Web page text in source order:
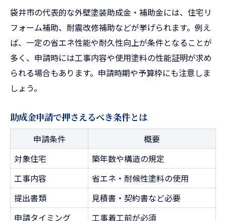
袋井市の代表的な外壁塗装助成金・補助金には、住宅リ
フォーム補助、耐震改修補助などが挙げられます。例え
ば、一定の省エネ性能や耐久性向上が条件となることが
多く、申請時には工事内容や使用塗料の性能証明が求め
られる場合もあります。申請時期や予算枠にも注意しま
しょう。
助成金申請で押さえるべき条件とは
申請条件
概要
対象住宅
築年数や構造の規定
工事内容
省エネ・耐候性塗料の使用
提出書類
見積書・契約書など必要
申請タイミング
工事着工前が必須